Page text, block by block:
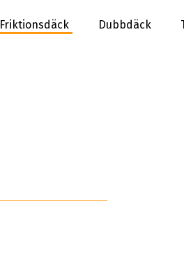
Friktionsdäck Dubbdäck